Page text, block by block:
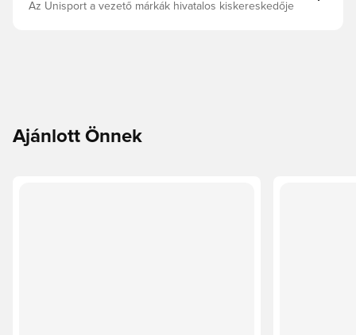
Az Unisport a vezető márkák hivatalos kiskereskedője
Ajánlott Önnek